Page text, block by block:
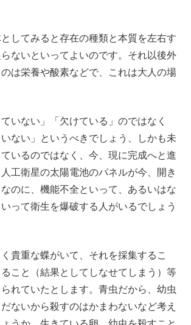
してみると存在の種類と本質を左右す
ないといってよいのです。それ以後外
は栄養や酸素などで、これは大人の場
いない」「欠けている」のではなく
いない」というべきでしょう、しかも未
いるのではなく、今、現に完成へと進
工衛星の太陽電池のパネルが今、開き
のに、機能不全といって、あるいはな
って衛生を爆破する人がいるでしょう
貴重な蝶がいて、それを採集するこ
こと（結果としてしなせてしまう）等
れていたとします。青虫だから、幼虫
ないから殺すのはかまわないなど考え